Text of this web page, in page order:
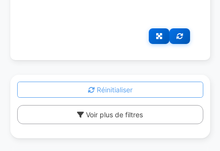
Réinitialiser
Voir plus de filtres